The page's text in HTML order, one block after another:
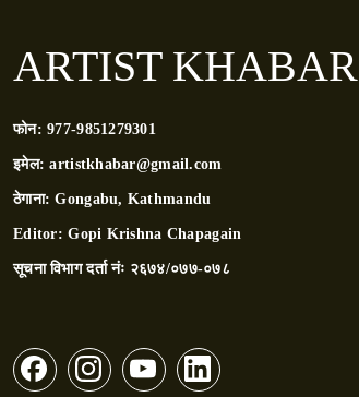
ARTIST KHABAR
फोन:977-9851279301
इमेल:artistkhabar@gmail.com
ठेगाना:Gongabu, Kathmandu
Editor:Gopi Krishna Chapagain
सूचना विभाग दर्ता नंः २६७४/०७७-०७८